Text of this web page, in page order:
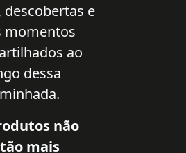
descobertas e
momentos
ao
dessa
não
mais